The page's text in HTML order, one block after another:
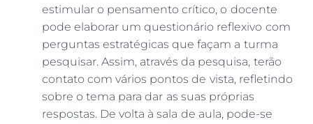
estimular o pensamento crítico, o docente
pode elaborar um questionário reflexivo com
perguntas estratégicas que façam a turma
pesquisar. Assim, através da pesquisa, terão
contato com vários pontos de vista, refletindo
sobre o tema para dar as suas próprias
respostas. De volta à sala de aula, pode-se